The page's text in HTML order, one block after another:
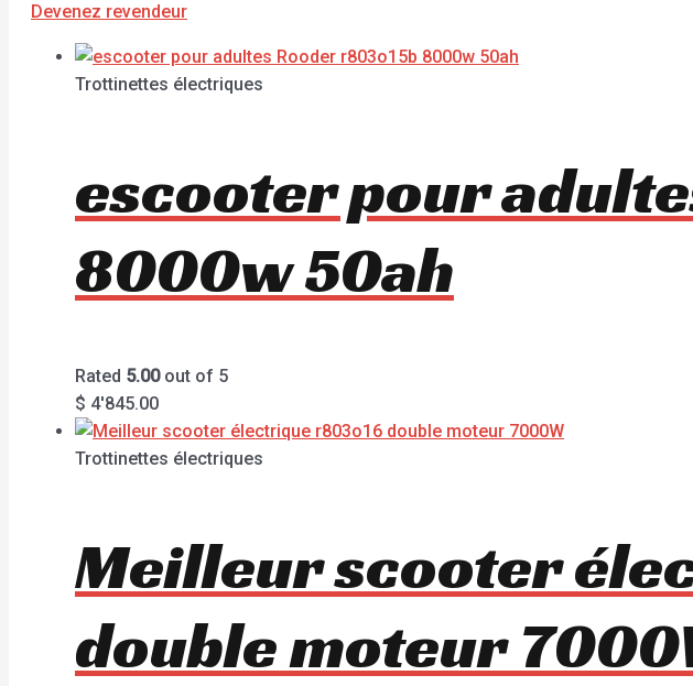
Devenez revendeur
Trottinettes électriques
escooter pour
8000w 50ah
Rated 5.00out of 5
$ 4'845.00
Trottinettes électriques
Meilleur scooter
double moteur